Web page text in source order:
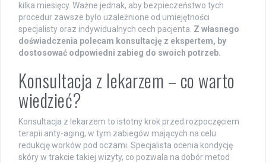
kilka miesięcy. Ważne jednak, aby bezpieczeństwo tych
procedur zawsze było uzależnione od umiejętności
specjalisty oraz indywidualnych cech pacjenta. Z własnego
doświadczenia polecam konsultację z ekspertem, by
dostosować odpowiedni zabieg do swoich potrzeb.
Konsultacja z lekarzem – co warto
wiedzieć?
Konsultacja z lekarzem to istotny krok przed rozpoczęciem
terapii anty-aging, w tym zabiegów mających na celu
redukcję worków pod oczami. Specjalista ocenia kondycję
skóry w trakcie takiej wizyty, co pozwala na dobór metod